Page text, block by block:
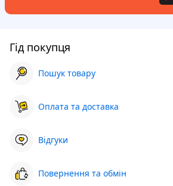
Гід покупця
Пошук товару
Оплата та доставка
Відгуки
Повернення та обмін